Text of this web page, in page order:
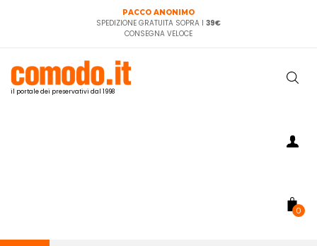
PACCO ANONIMO
SPEDIZIONE GRATUITA SOPRA I 39€
CONSEGNA VELOCE
il portale dei preservativi dal 1998
0